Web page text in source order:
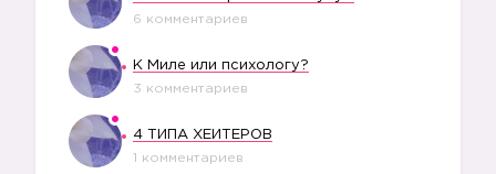
6 комментариев
К Миле или психологу?
3 комментариев
4 ТИПА ХЕЙТЕРОВ
1 комментариев